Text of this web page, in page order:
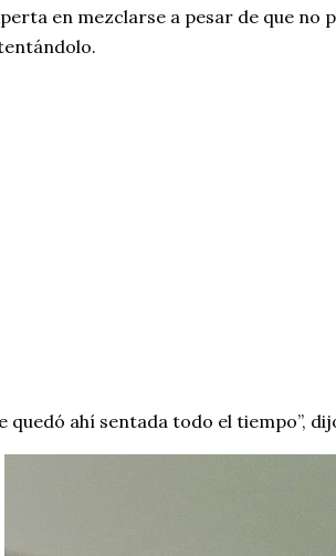
en mezclarse a pesar de que no
quedó ahí sentada todo el tiempo”,